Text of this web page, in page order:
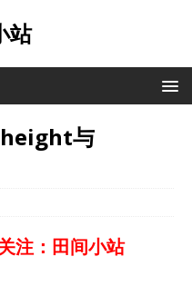
站
与
注：田间小站